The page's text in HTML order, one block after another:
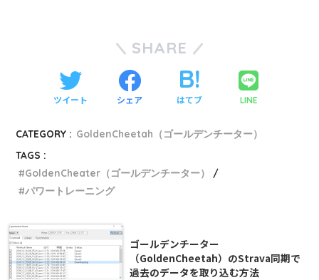
SHARE
ツイート シェア はてブ LINE
CATEGORY : GoldenCheetah（ゴールデンチーター）
TAGS :
GoldenCheater（ゴールデンチーター）
パワートレーニング
ゴールデンチーター
（GoldenCheetah）のStrava同期で
過去のデータを取り込む方法